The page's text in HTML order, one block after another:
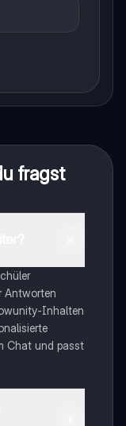
fragst
Antworten
Inhalten
Chat und passt